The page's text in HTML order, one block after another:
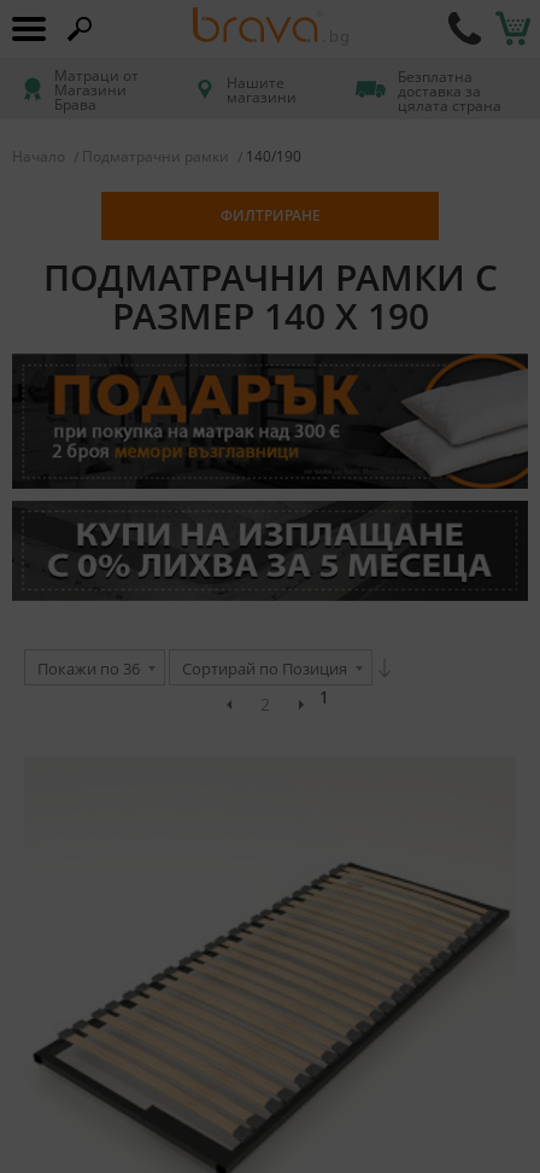
Матраци от
Магазини
Брава
Нашите
магазини
Безплатна
доставка за
цялата страна
Начало Подматрачни рамки 140/190
ПОДМАТРАЧНИ РАМКИ С
РАЗМЕР 140 X 190
Покажи по 36 Сортирай по Позиция
1
2
ФИЛТРИРАНЕ